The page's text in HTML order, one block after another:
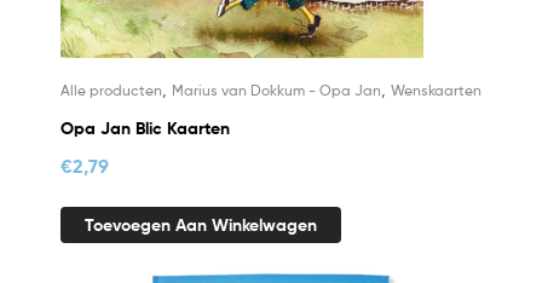
Alle producten, Marius van Dokkum - Opa Jan, Wenskaarten
Opa Jan Blic Kaarten
€2,79
Toevoegen Aan Winkelwagen